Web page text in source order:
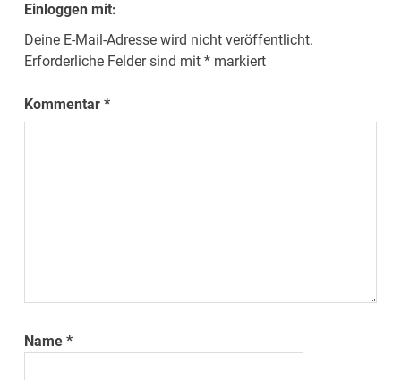
Einloggen mit:
Deine E-Mail-Adresse wird nicht veröffentlicht.
Erforderliche Felder sind mit* markiert
Kommentar*
Name*